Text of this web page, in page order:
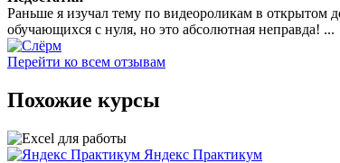
Раньше я изучал тему по видеороликам в открытом
обучающихся с нуля, но это абсолютная неправда! ...
Перейти ко всем отзывам
Похожие курсы
Яндекс Практикум